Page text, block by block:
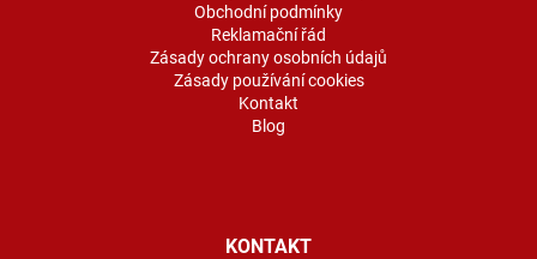
Obchodní podmínky
Reklamační řád
Zásady ochrany osobních údajů
Zásady používání cookies
Kontakt
Blog
KONTAKT